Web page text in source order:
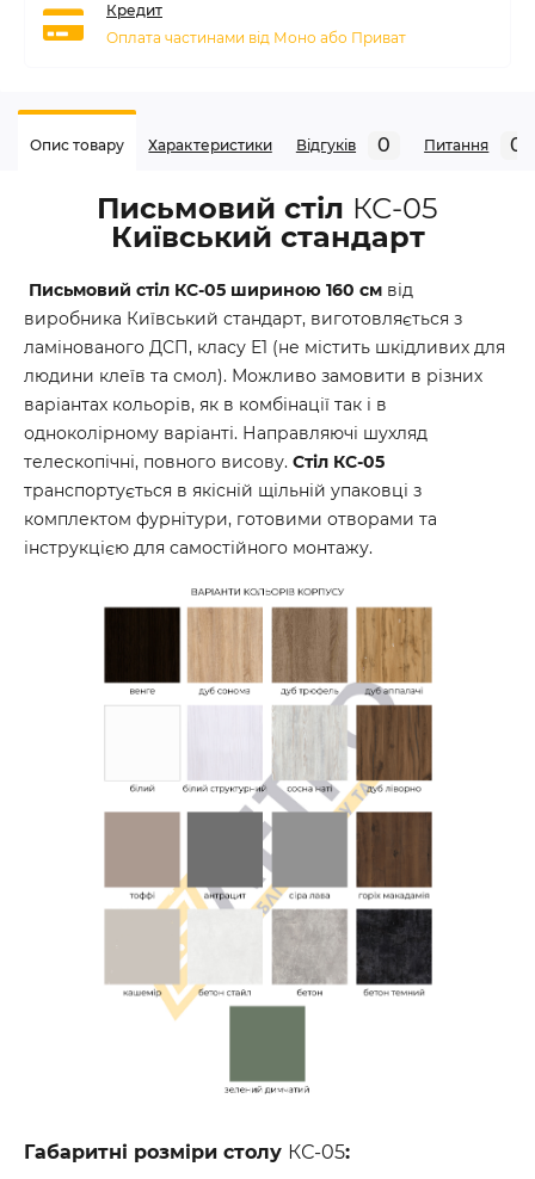
Кредит
Оплата частинами від Моно або Приват
Опис товару Характеристики Відгуків 0 Питання 0
Письмовий стіл КС-05
Київський стандарт
Письмовий стіл КС-05 шириною 160 см від
виробника Київський стандарт, виготовляється з
ламінованого ДСП, класу Е1 (не містить шкідливих для
людини клеїв та смол). Можливо замовити в різних
варіантах кольорів, як в комбінації так і в
одноколірному варіанті. Направляючі шухляд
телескопічні, повного висову. Стіл КС-05
транспортується в якісній щільній упаковці з
комплектом фурнітури, готовими отворами та
інструкцією для самостійного монтажу.
Габаритні розміри столу КС-05: